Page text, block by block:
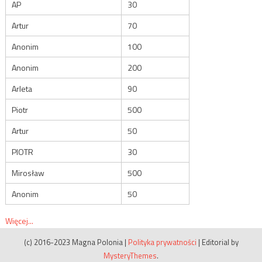
AP
30
Artur
70
Anonim
100
Anonim
200
Arleta
90
Piotr
500
Artur
50
PIOTR
30
Mirosław
500
Anonim
50
Więcej...
(c) 2016-2023 Magna Polonia | Polityka prywatności | Editorial by
MysteryThemes.